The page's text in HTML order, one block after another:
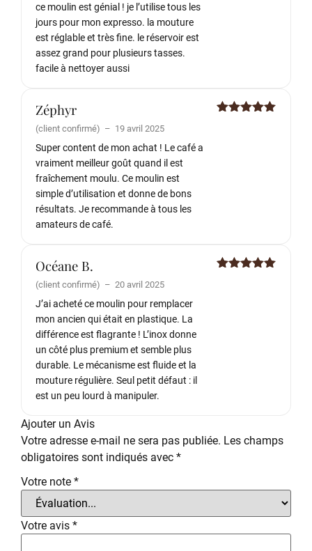
ce moulin est génial ! je l’utilise tous les
jours pour mon expresso. la mouture
est réglable et très fine. le réservoir est
assez grand pour plusieurs tasses.
facile à nettoyer aussi
Zéphyr
(client confirmé) – 19 avril 2025
Super content de mon achat ! Le café a
vraiment meilleur goût quand il est
fraîchement moulu. Ce moulin est
simple d’utilisation et donne de bons
résultats. Je recommande à tous les
amateurs de café.
Océane B.
(client confirmé) – 20 avril 2025
J’ai acheté ce moulin pour remplacer
mon ancien qui était en plastique. La
différence est flagrante ! L’inox donne
un côté plus premium et semble plus
durable. Le mécanisme est fluide et la
mouture régulière. Seul petit défaut : il
est un peu lourd à manipuler.
Ajouter un Avis
Votre adresse e-mail ne sera pas publiée. Les champs
obligatoires sont indiqués avec *
Votre note *
Votre avis *